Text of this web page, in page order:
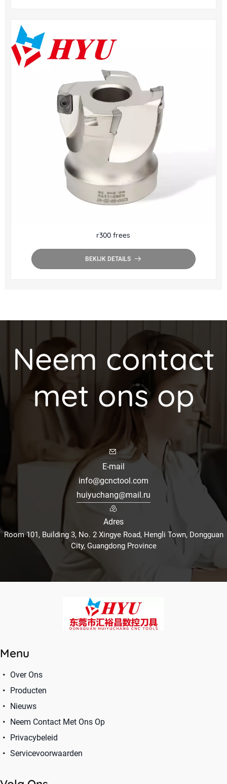
r300 frees
BEKIJK DETAILS
Neem contact
met ons op
E-mail
info@gcnctool.com
huiyuchang@mail.ru
Adres
Room 101, Building 3, No. 2 Xingye Road, Hengli Town, Dongguan
City, Guangdong Province
Menu
Over Ons
Producten
Nieuws
Neem Contact Met Ons Op
Privacybeleid
Servicevoorwaarden